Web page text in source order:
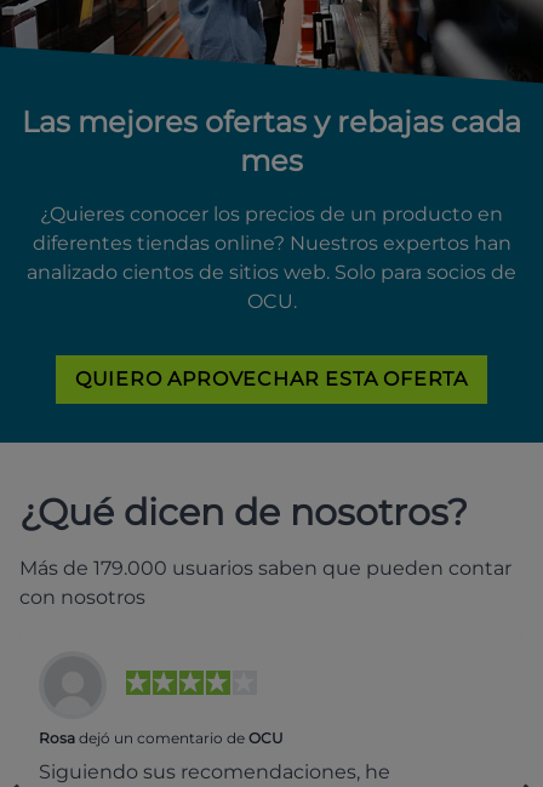
Las mejores ofertas y rebajas cada
mes
¿Quieres conocer los precios de un producto en
diferentes tiendas online? Nuestros expertos han
analizado cientos de sitios web. Solo para socios de
OCU.
QUIERO APROVECHAR ESTA OFERTA
¿Qué dicen de nosotros?
Más de 179.000 usuarios saben que pueden contar
con nosotros
Rosa dejó un comentario de OCU
Siguiendo sus recomendaciones, he